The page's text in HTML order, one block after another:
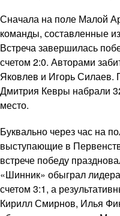
Сначала на поле Малой
команды, составленные
Встреча завершилась
счетом 2:0. Авторами
Яковлев и Игорь Силаев.
Дмитрия Кевры набрали
место.
Буквально через час на
выступающие в
встрече победу
«Шинник» обыграл
счетом 3:1, а
Кирилл Смирнов, Илья